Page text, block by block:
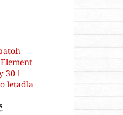
30 l
letadla